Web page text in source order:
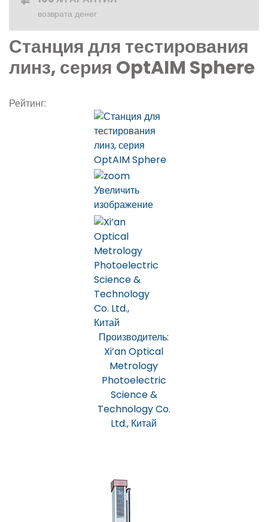
возврата денег
Станция для тестирования
линз, серия OptAIM Sphere
Рейтинг:
Увеличить
изображение
Производитель:
Xi’an Optical
Metrology
Photoelectric
Science &
Technology Co.
Ltd., Китай